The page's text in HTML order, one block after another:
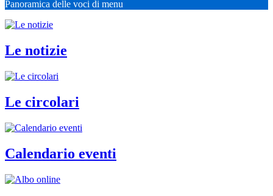
Panoramica delle voci di menu
Le notizie
Le circolari
Calendario eventi